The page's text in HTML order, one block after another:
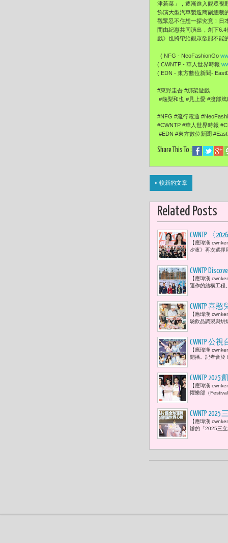
津若菜」，逐漸進入觀眾視
飾演大型汽車製造商副總裁
觀眾忍不住想一探究竟！ 日
間由紀惠共同演出，創下6. 4
戲》 也將帶給觀眾欲罷不能
( NFG - NeoFashionGo
( CWNTP - 華人世界時報
( EDN - 東方數位新聞-
#東野圭吾 #綁架遊戲
#龜梨和也 #見上愛 #渡部
#NFG #流行電通
#CWNTP #華人世界時報
#EDN #東方數位新聞
Share This To :
« 較新的文章
Related Posts
CWNTP 〈
藝人 47位
【應瑋漢
夕夜》再次選擇
CWNTP
地下是安
【應瑋漢
運作的結構工程
CWNTP 喜
級 慘敗大
【應瑋漢
驗飲品調製與烘
CWNTP 公
登場「搭
【應瑋漢
開播。記者會於
CWNTP
婆」、雷嘉
【應瑋漢
懼樂部（
CWNTP
內容創新到
【應瑋漢
辦的「2025三